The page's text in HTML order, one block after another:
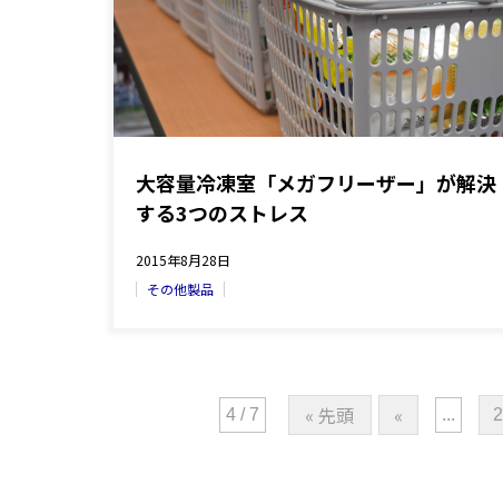
大容量冷凍室「メガフリーザー」が解決
する3つのストレス
2015年8月28日
その他製品
4 / 7 « 先頭 « ... 2